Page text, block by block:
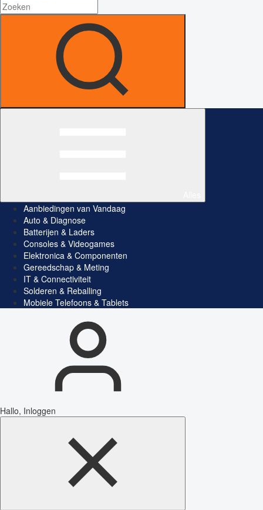
Aanbiedingen van Vandaag
Auto & Diagnose
Batterijen & Laders
Consoles & Videogames
Elektronica & Componenten
Gereedschap & Meting
IT & Connectiviteit
Solderen & Reballing
Mobiele Telefoons & Tablets
Hallo, Inloggen